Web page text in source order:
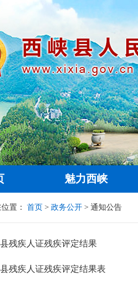
魅力西峡
置： 首页 > 政务公开 > 通知公告
残疾人证残疾评定结果
残疾人证残疾评定结果表